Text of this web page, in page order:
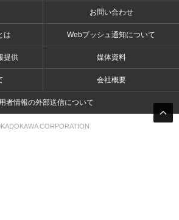
お問い合わせ
は Webプッシュ通知について
提供 媒体資料
会社概要
者情報の外部送信について
CORPORATION